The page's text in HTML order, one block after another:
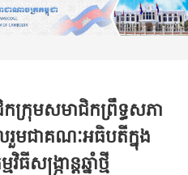
រុមសមាជិកព្រឹទ្ធសភា
មជាគណៈអធិបតីក្នុង
ង្រ្កាន្តឆ្នាំថ្មី